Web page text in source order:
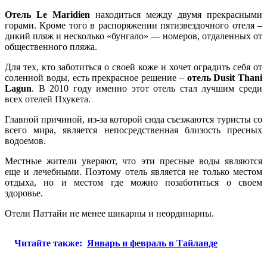
Отель Le Maridien находиться между двумя прекрасными
горами. Кроме того в распоряжении пятизвездочного отеля –
дикий пляж и несколько «бунгало» — номеров, отдаленных от
общественного пляжа.
Для тех, кто заботиться о своей коже и хочет оградить себя от
соленной воды, есть прекрасное решение – отель Dusit Thani
Lagun. В 2010 году именно этот отель стал лучшим среди
всех отелей Пхукета.
Главной причиной, из-за которой сюда съезжаются туристы со
всего мира, является непосредственная близость пресных
водоемов.
Местные жители уверяют, что эти пресные воды являются
еще и лечебными. Поэтому отель является не только местом
отдыха, но и местом где можно позаботиться о своем
здоровье.
Отели Паттайи не менее шикарны и неординарны.
Читайте также: Январь и февраль в Тайланде